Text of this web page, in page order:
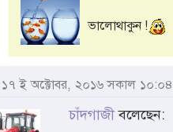
ভালোথাকুন !
১৭ ই অক্টোবর, ২০১৬ সকাল ১০:০৪
চাঁদগাজীবলেছেন: